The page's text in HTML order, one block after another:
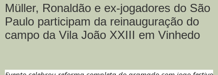
Müller, Ronaldão e ex-jogadores do São
Paulo participam da reinauguração do
campo da Vila João XXIII em Vinhedo